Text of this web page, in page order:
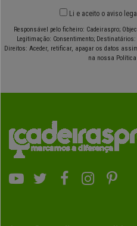
Li e aceito o aviso legal
Responsável pelo ficheiro: Cadeiraspro;
Legitimação: Consentimento;
Direitos: Aceder, retificar, apagar os datos
na nossa Política